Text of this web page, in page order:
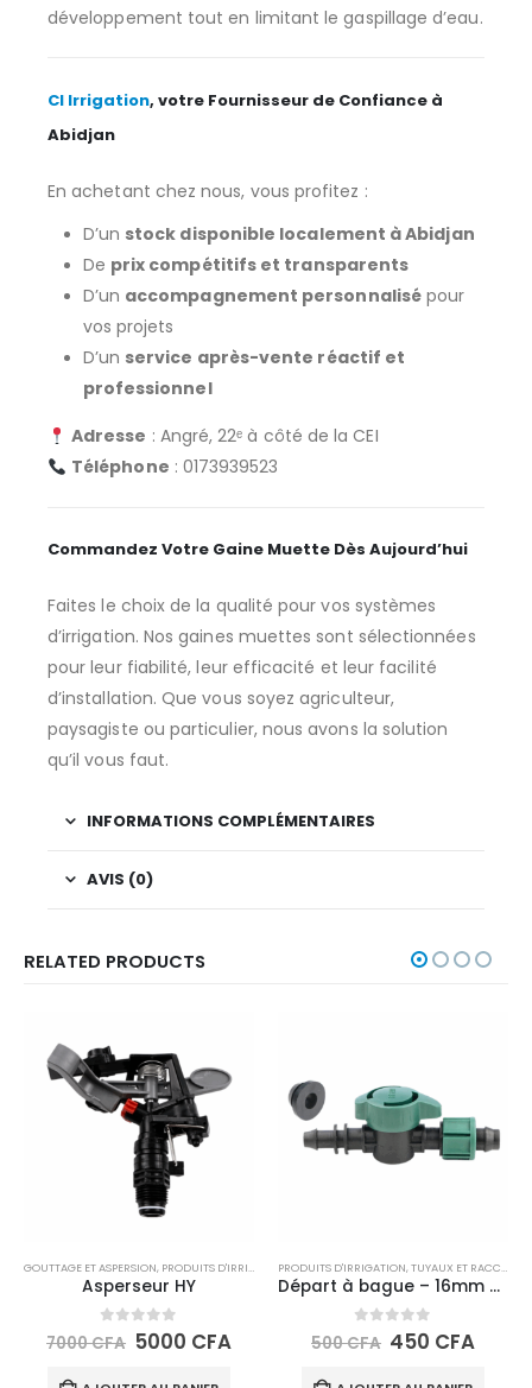
développement tout en limitant le gaspillage d’eau.
CI Irrigation, votre Fournisseur de Confiance à
Abidjan
En achetant chez nous, vous profitez :
D’un stock disponible localement à Abidjan
De prix compétitifs et transparents
D’un accompagnement personnalisépour
vos projets
D’un service après-vente réactif et
professionnel
Adresse : Angré, 22ᵉ à côté de la CEI
Téléphone : 0173939523
Commandez Votre Gaine Muette Dès Aujourd’hui
Faites le choix de la qualité pour vos systèmes
d’irrigation. Nos gaines muettes sont sélectionnées
pour leur fiabilité, leur efficacité et leur facilité
d’installation. Que vous soyez agriculteur,
paysagiste ou particulier, nous avons la solution
qu’il vous faut.
INFORMATIONS COMPLÉMENTAIRES
AVIS (0)
RELATED PRODUCTS
GOUTTAGE ET ASPERSION, PRODUITS D'IRRIGATION
Asperseur HY
sur 5
7000CFA 5000 CFA
PRODUITS D'IRRIGATION,TUYAUX ET RACCORDS
Départ à bague – 16mm + caoutchouc
sur 5
500CFA 450 CFA